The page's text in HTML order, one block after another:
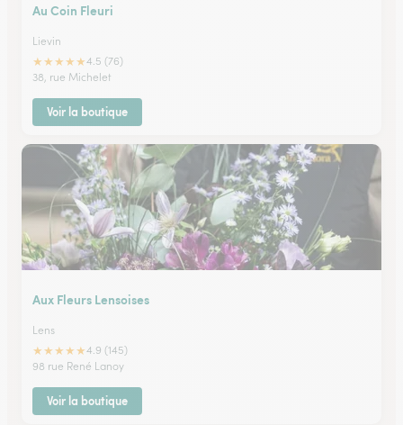
Au Coin Fleuri
Lievin
★★★★★4.5 (76)
38, rue Michelet
Voir la boutique
Aux Fleurs Lensoises
Lens
★★★★★4.9 (145)
98 rue René Lanoy
Voir la boutique